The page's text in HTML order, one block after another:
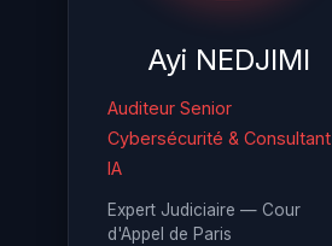
Ayi NEDJIMI
Auditeur Senior
Cybersécurité & Consultant
IA
Expert Judiciaire — Cour
d'Appel de Paris